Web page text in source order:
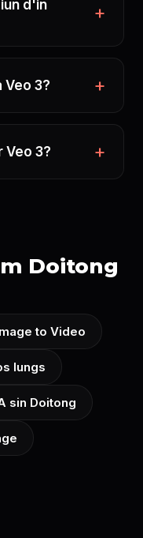
d'in
3?
Veo 3?
Doitong
to Video
lungs
sin Doitong